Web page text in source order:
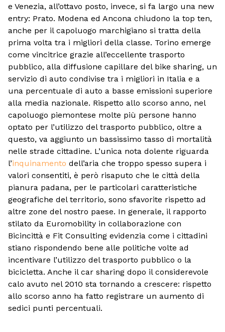
e Venezia, all’ottavo posto, invece, si fa largo una new
entry: Prato. Modena ed Ancona chiudono la top ten,
anche per il capoluogo marchigiano si tratta della
prima volta tra i migliori della classe. Torino emerge
come vincitrice grazie all’eccellente trasporto
pubblico, alla diffusione capillare del bike sharing, un
servizio di auto condivise tra i migliori in Italia e a
una percentuale di auto a basse emissioni superiore
alla media nazionale. Rispetto allo scorso anno, nel
capoluogo piemontese molte più persone hanno
optato per l’utilizzo del trasporto pubblico, oltre a
questo, va aggiunto un bassissimo tasso di mortalità
nelle strade cittadine. L’unica nota dolente riguarda
l’inquinamento dell’aria che troppo spesso supera i
valori consentiti, è però risaputo che le città della
pianura padana, per le particolari caratteristiche
geografiche del territorio, sono sfavorite rispetto ad
altre zone del nostro paese. In generale, il rapporto
stilato da Euromobility in collaborazione con
Bicincittà e Fit Consulting evidenzia come i cittadini
stiano rispondendo bene alle politiche volte ad
incentivare l’utilizzo del trasporto pubblico o la
bicicletta. Anche il car sharing dopo il considerevole
calo avuto nel 2010 sta tornando a crescere: rispetto
allo scorso anno ha fatto registrare un aumento di
sedici punti percentuali.